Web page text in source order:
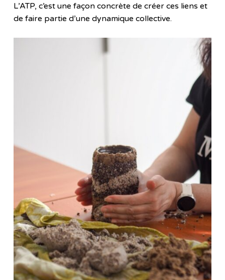
L’ATP, c’est une façon concrète de créer ces liens et
de faire partie d’une dynamique collective.